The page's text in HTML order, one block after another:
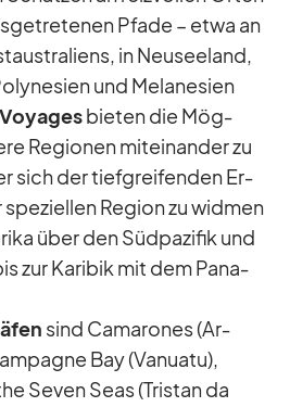
Pfade – etwa an
in Neu­see­land,
und Me­la­ne­sien
bie­ten die Mög­
Re­gio­nen mit­ein­an­der zu
sich der tief­grei­fen­den Er­
Re­gion zu wid­men
über den Süd­pa­zi­fik und
zur Ka­ri­bik mit dem Pa­na­
sind Ca­ma­ro­nes (Ar­
Bay (Va­nuatu),
Se­ven Seas (Tris­tan da